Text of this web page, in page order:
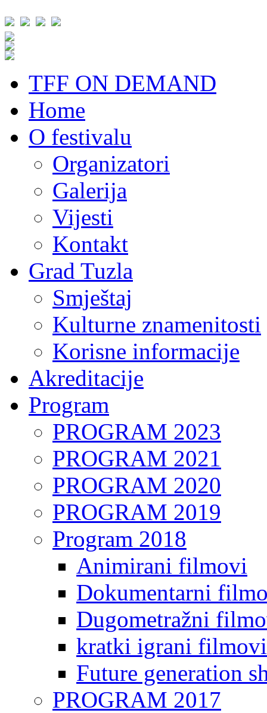
TFF ON DEMAND
Home
O festivalu
Organizatori
Galerija
Vijesti
Kontakt
Grad Tuzla
Smještaj
Kulturne znamenitosti
Korisne informacije
Akreditacije
Program
PROGRAM 2023
PROGRAM 2021
PROGRAM 2020
PROGRAM 2019
Program 2018
Animirani filmovi
Dokumentarni
Dugometražni
kratki igrani filmovi
Future generation
PROGRAM 2017